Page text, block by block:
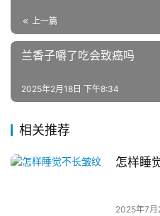
上一篇
兰香子嚼了吃会致癌吗
2025年2月18日 下午8:34
相关推荐
怎样睡
2025年7月